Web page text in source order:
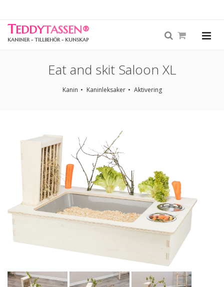
TEDDYTASSEN®
KANINER - TILLBEHÖR - KUNSKAP
Eat and skit Saloon XL
Kanin Kaninleksaker Aktivering